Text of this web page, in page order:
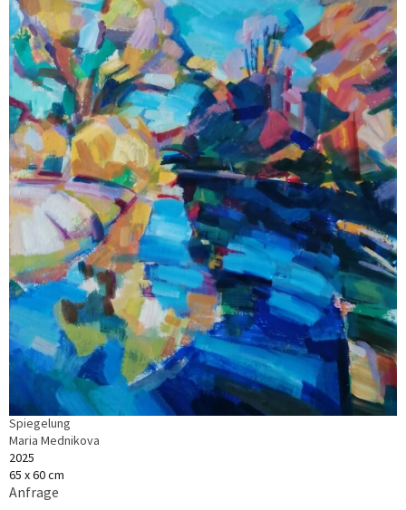
Spiegelung
Maria Mednikova
2025
65 x 60 cm
Anfrage